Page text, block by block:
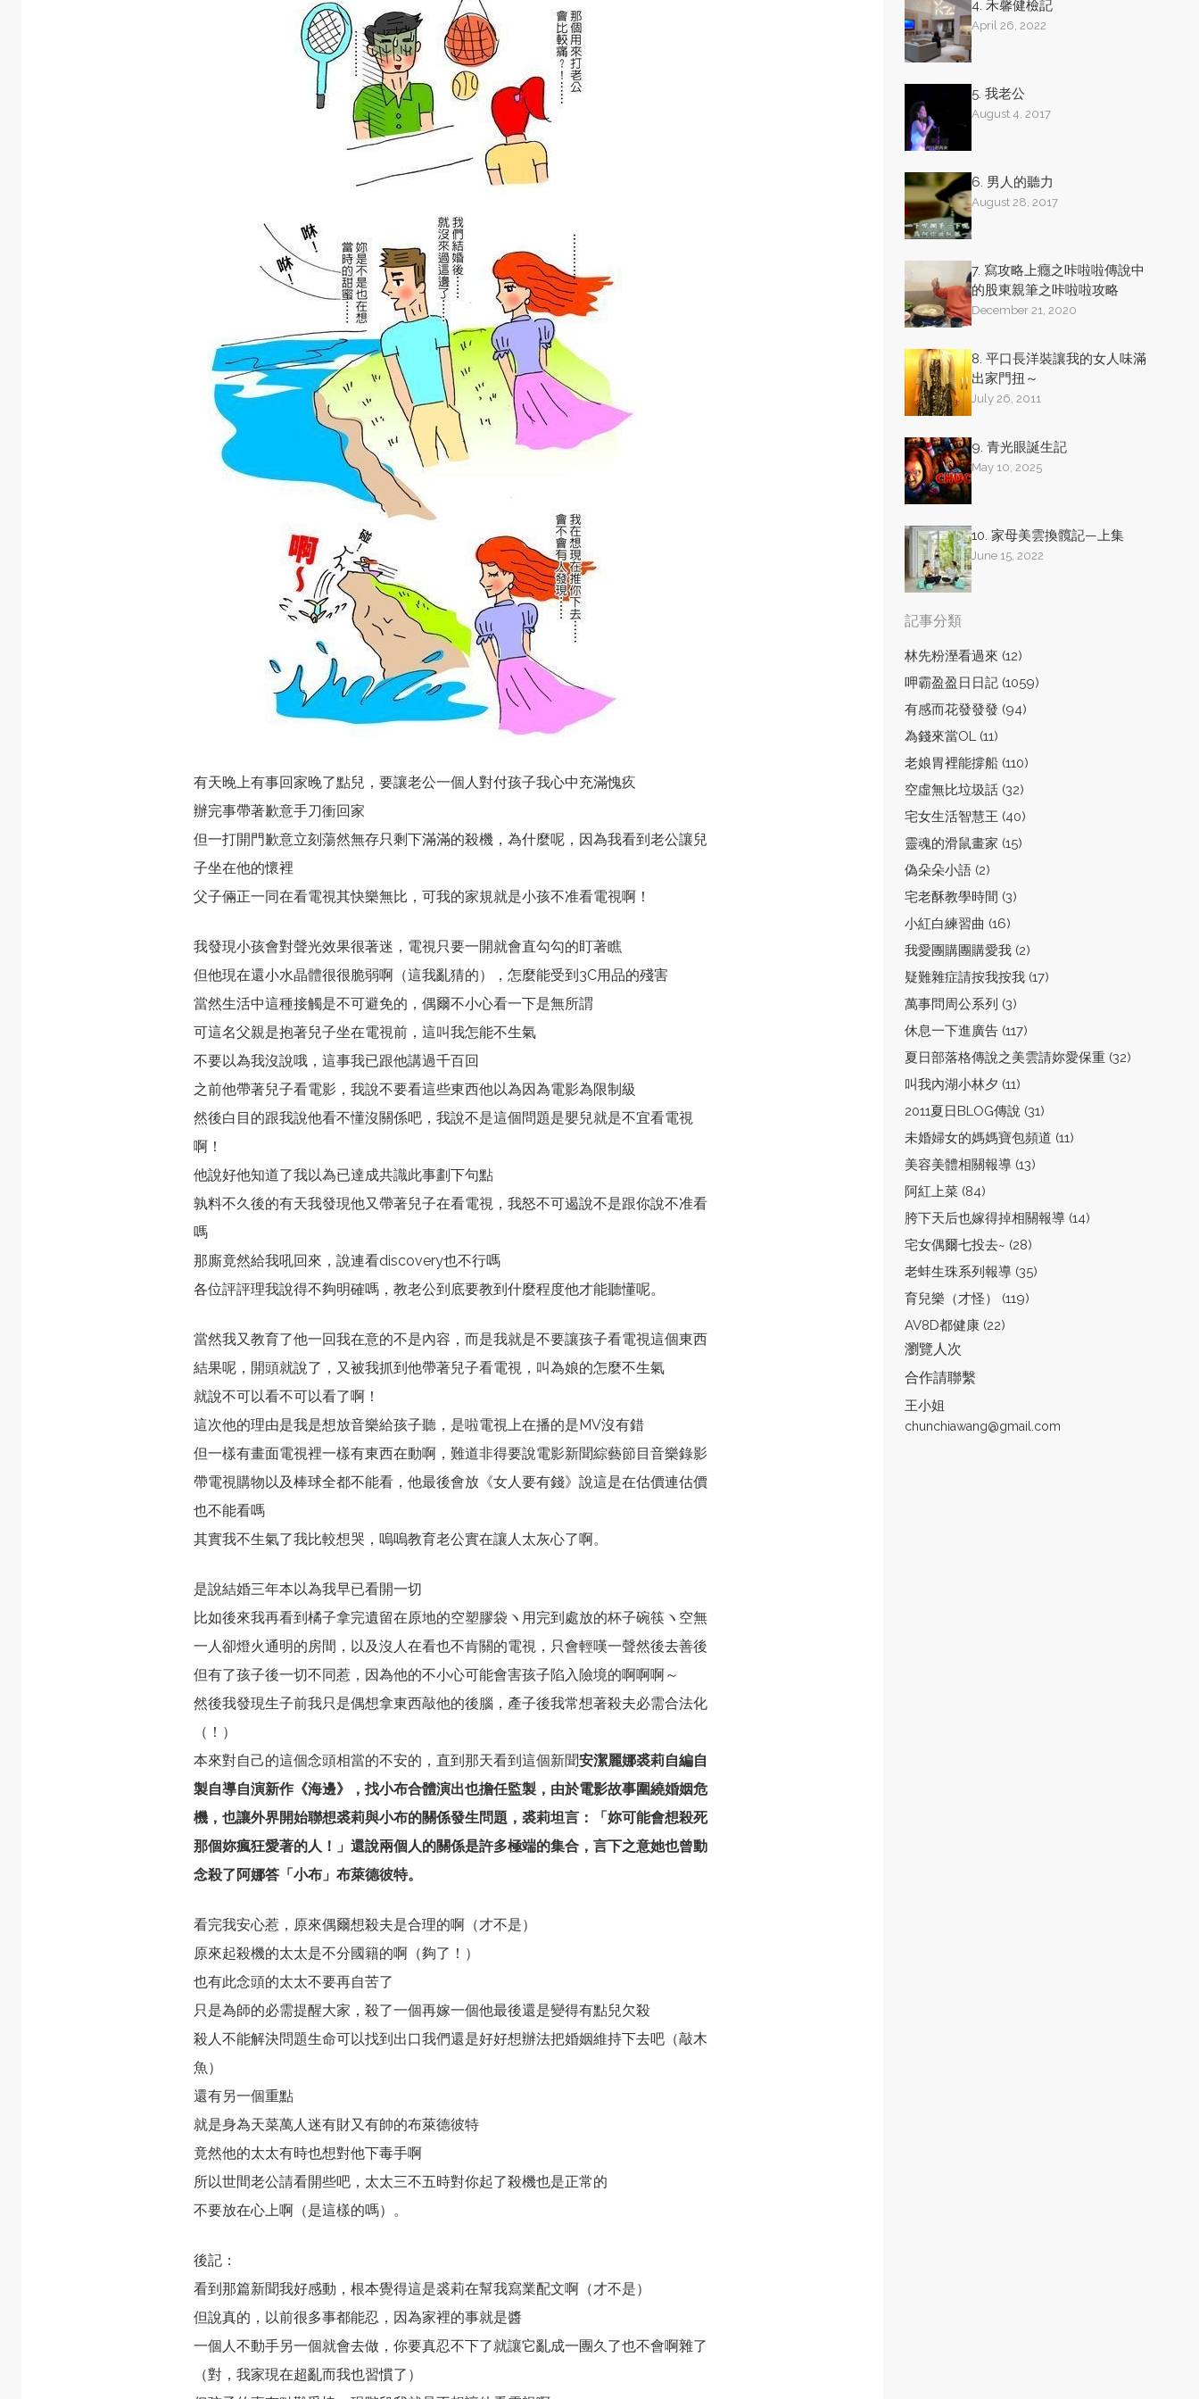
有天晚上有事回家晚了點兒，要讓老公一個人對付孩子我心中充滿愧疚
辦完事帶著歉意手刀衝回家
但一打開門歉意立刻蕩然無存只剩下滿滿的殺機，為什麼呢，因為我看到老公讓兒
子坐在他的懷裡
父子倆正一同在看電視其快樂無比，可我的家規就是小孩不准看電視啊！
我發現小孩會對聲光效果很著迷，電視只要一開就會直勾勾的盯著瞧
但他現在還小水晶體很很脆弱啊（這我亂猜的），怎麼能受到3C用品的殘害
當然生活中這種接觸是不可避免的，偶爾不小心看一下是無所謂
可這名父親是抱著兒子坐在電視前，這叫我怎能不生氣
不要以為我沒說哦，這事我已跟他講過千百回
之前他帶著兒子看電影，我說不要看這些東西他以為因為電影為限制級
然後白目的跟我說他看不懂沒關係吧，我說不是這個問題是嬰兒就是不宜看電視
啊！
他說好他知道了我以為已達成共識此事劃下句點
孰料不久後的有天我發現他又帶著兒子在看電視，我怒不可遏說不是跟你說不准看
嗎
那廝竟然給我吼回來，說連看discovery也不行嗎
各位評評理我說得不夠明確嗎，教老公到底要教到什麼程度他才能聽懂呢。
當然我又教育了他一回我在意的不是內容，而是我就是不要讓孩子看電視這個東西
結果呢，開頭就說了，又被我抓到他帶著兒子看電視，叫為娘的怎麼不生氣
就說不可以看不可以看了啊！
這次他的理由是我是想放音樂給孩子聽，是啦電視上在播的是MV沒有錯
但一樣有畫面電視裡一樣有東西在動啊，難道非得要說電影新聞綜藝節目音樂錄影
帶電視購物以及棒球全都不能看，他最後會放《女人要有錢》說這是在估價連估價
也不能看嗎
其實我不生氣了我比較想哭，嗚嗚教育老公實在讓人太灰心了啊。
是說結婚三年本以為我早已看開一切
比如後來我再看到橘子拿完遺留在原地的空塑膠袋ヽ用完到處放的杯子碗筷ヽ空無
一人卻燈火通明的房間，以及沒人在看也不肯關的電視，只會輕嘆一聲然後去善後
但有了孩子後一切不同惹，因為他的不小心可能會害孩子陷入險境的啊啊啊～
然後我發現生子前我只是偶想拿東西敲他的後腦，產子後我常想著殺夫必需合法化
（！）
本來對自己的這個念頭相當的不安的，直到那天看到這個新聞安潔麗娜裘莉自編自
製自導自演新作《海邊》，找小布合體演出也擔任監製，由於電影故事圍繞婚姻危
機，也讓外界開始聯想裘莉與小布的關係發生問題，裘莉坦言：「妳可能會想殺死
那個妳瘋狂愛著的人！」還說兩個人的關係是許多極端的集合，言下之意她也曾動
念殺了阿娜答「小布」布萊德彼特。
看完我安心惹，原來偶爾想殺夫是合理的啊（才不是）
原來起殺機的太太是不分國籍的啊（夠了！）
也有此念頭的太太不要再自苦了
只是為師的必需提醒大家，殺了一個再嫁一個他最後還是變得有點兒欠殺
殺人不能解決問題生命可以找到出口我們還是好好想辦法把婚姻維持下去吧（敲木
魚）
還有另一個重點
就是身為天菜萬人迷有財又有帥的布萊德彼特
竟然他的太太有時也想對他下毒手啊
所以世間老公請看開些吧，太太三不五時對你起了殺機也是正常的
不要放在心上啊（是這樣的嗎）。
後記：
看到那篇新聞我好感動，根本覺得這是裘莉在幫我寫業配文啊（才不是）
但說真的，以前很多事都能忍，因為家裡的事就是醬
一個人不動手另一個就會去做，你要真忍不下了就讓它亂成一團久了也不會啊雜了
（對，我家現在超亂而我也習慣了）
4. 禾馨健檢記
April 26, 2022
5. 我老公
August 4, 2017
6. 男人的聽力
August 28, 2017
7. 寫攻略上癮之咔啦啦傳說中
的股東親筆之咔啦啦攻略
December 21, 2020
8. 平口長洋裝讓我的女人味滿
出家門扭～
July 26, 2011
9. 青光眼誕生記
May 10, 2025
10. 家母美雲換髖記—上集
June 15, 2022
記事分類
林先粉溼看過來 (12)
呷霸盈盈日日記 (1059)
有感而花發發發 (94)
為錢來當OL (11)
老娘胃裡能撐船 (110)
空虛無比垃圾話 (32)
宅女生活智慧王 (40)
靈魂的滑鼠畫家 (15)
偽朵朵小語 (2)
宅老酥教學時間 (3)
小紅白練習曲 (16)
我愛團購團購愛我 (2)
疑難雜症請按我按我 (17)
萬事問周公系列 (3)
休息一下進廣告 (117)
夏日部落格傳說之美雲請妳愛保重 (32)
叫我內湖小林夕 (11)
2011夏日BLOG傳說 (31)
未婚婦女的媽媽寶包頻道 (11)
美容美體相關報導 (13)
阿紅上菜 (84)
胯下天后也嫁得掉相關報導 (14)
宅女偶爾七投去~ (28)
老蚌生珠系列報導 (35)
育兒樂（才怪） (119)
AV8D都健康 (22)
瀏覽人次
合作請聯繫
王小姐
chunchiawang@gmail.com